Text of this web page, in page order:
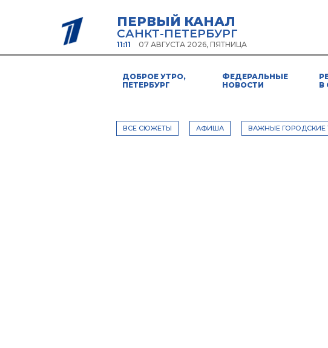
ПЕРВЫЙ КАНАЛ
САНКТ-ПЕТЕРБУРГ
11:11 07 АВГУСТА 2026, ПЯТНИЦА
ДОБРОЕ УТРО,
ПЕТЕРБУРГ
ФЕДЕРАЛЬНЫЕ
НОВОСТИ
В
ВСЕ СЮЖЕТЫ АФИША ВАЖНЫЕ ГОРОДСКИЕ